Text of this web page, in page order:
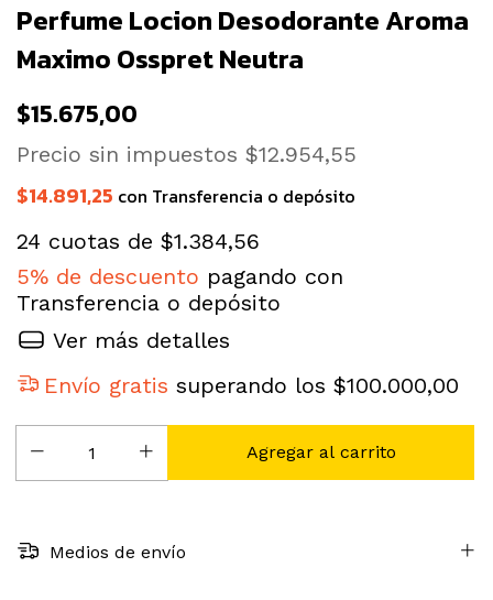
Perfume Locion Desodorante Aroma
Maximo Osspret Neutra
$15.675,00
Precio sin impuestos $12.954,55
$14.891,25 con Transferencia o depósito
24 cuotas de $1.384,56
5% de descuento pagando con
Transferencia o depósito
Ver más detalles
Envío gratis superando los$100.000,00
Medios de envío